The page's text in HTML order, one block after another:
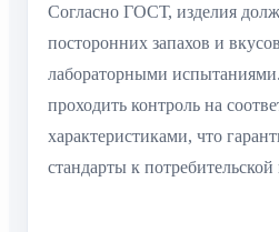
Согласно ГОСТ, изделия
посторонних запахов и
лабораторными
проходить контроль на
характеристиками, что
стандарты к